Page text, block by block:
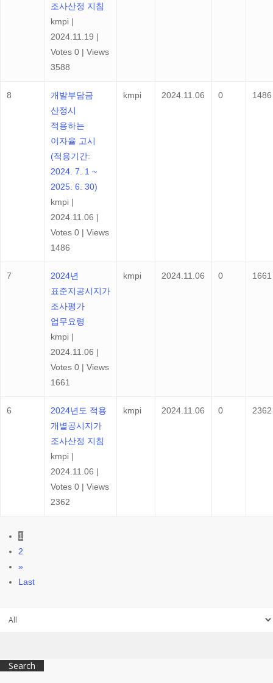
조사산정 지침
kmpi |
2024.11.19 |
Votes 0 | Views
3588
8
개발부담금
산정시
적용하는
이자율 고시
(적용기간:
2024. 7. 1 ~
2025. 6. 30)
kmpi |
2024.11.06 |
Votes 0 | Views
1486
kmpi 2024.11.06 0 1486
7
2024년
표준지공시지가
조사평가
업무요령
kmpi |
2024.11.06 |
Votes 0 | Views
1661
kmpi 2024.11.06 0 1661
6
2024년도 적용
개별공시지가
조사산정 지침
kmpi |
2024.11.06 |
Votes 0 | Views
2362
kmpi 2024.11.06 0 2362
1
2
»
Last
Search